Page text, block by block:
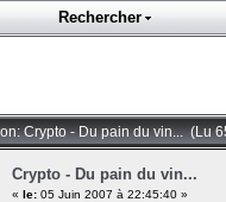
Rechercher
Crypto - Du pain du vin... (Lu
Crypto - Du pain du vin...
« le: 05 Juin 2007 à 22:45:40 »